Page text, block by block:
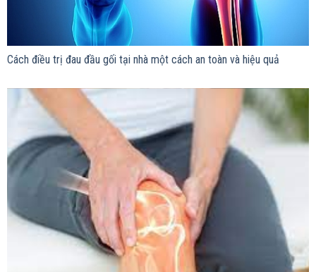
Cách điều trị đau đầu gối tại nhà một cách an toàn và hiệu quả